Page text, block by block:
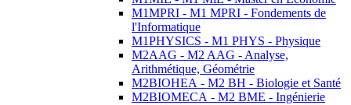
M1MPRI - M1 MPRI - Fondements de
l'Informatique
M1PHYSICS - M1 PHYS - Physique
M2AAG - M2 AAG - Analyse,
Arithmétique, Géométrie
M2BIOHEA - M2 BH - Biologie et Santé
M2BIOMECA - M2 BME - Ingénierie